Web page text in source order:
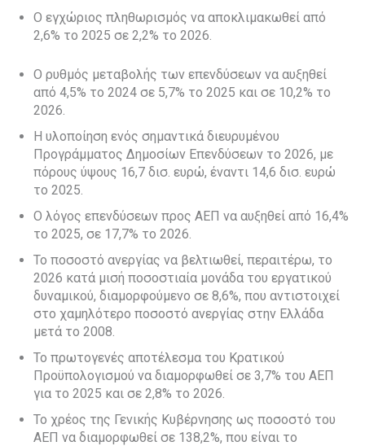
Ο εγχώριος πληθωρισμός να αποκλιμακωθεί από
2,6% το 2025 σε 2,2% το 2026.
Ο ρυθμός μεταβολής των επενδύσεων να αυξηθεί
από 4,5% το 2024 σε 5,7% το 2025 και σε 10,2% το
2026.
Η υλοποίηση ενός σημαντικά διευρυμένου
Προγράμματος Δημοσίων Επενδύσεων το 2026, με
πόρους ύψους 16,7 δισ. ευρώ, έναντι 14,6 δισ. ευρώ
το 2025.
Ο λόγος επενδύσεων προς ΑΕΠ να αυξηθεί από 16,4%
το 2025, σε 17,7% το 2026.
Το ποσοστό ανεργίας να βελτιωθεί, περαιτέρω, το
2026 κατά μισή ποσοστιαία μονάδα του εργατικού
δυναμικού, διαμορφούμενο σε 8,6%, που αντιστοιχεί
στο χαμηλότερο ποσοστό ανεργίας στην Ελλάδα
μετά το 2008.
Το πρωτογενές αποτέλεσμα του Κρατικού
Προϋπολογισμού να διαμορφωθεί σε 3,7% του ΑΕΠ
για το 2025 και σε 2,8% το 2026.
Το χρέος της Γενικής Κυβέρνησης ως ποσοστό του
ΑΕΠ να διαμορφωθεί σε 138,2%, που είναι το